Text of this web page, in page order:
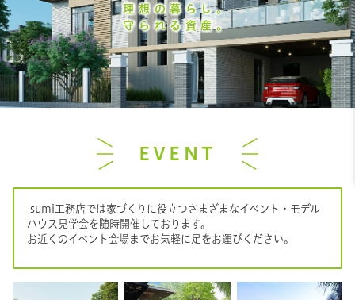
理想の暮らし。
守られる資産。
EVENT
sumi工務店では家づくりに役立つさまざまなイベント・モデル
ハウス見学会を随時開催しております。
お近くのイベント会場までお気軽に足をお運びください。